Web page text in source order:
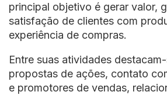
principal objetivo é gerar valor,
satisfação de clientes com
experiência de compras.
Entre suas atividades
propostas de ações, contato
e promotores de vendas,